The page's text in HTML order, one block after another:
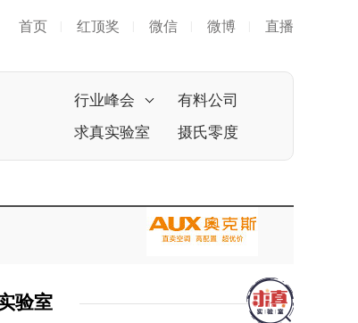
首页 红顶奖 微信 微博 直播
行业峰会
有料公司
求真实验室
摄氏零度
验室